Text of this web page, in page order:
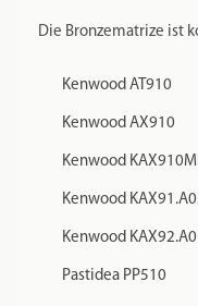
Die Bronzematrize ist
Kenwood AT910
Kenwood AX910
Kenwood
Kenwood
Kenwood KAX92.A0
Pastidea PP510